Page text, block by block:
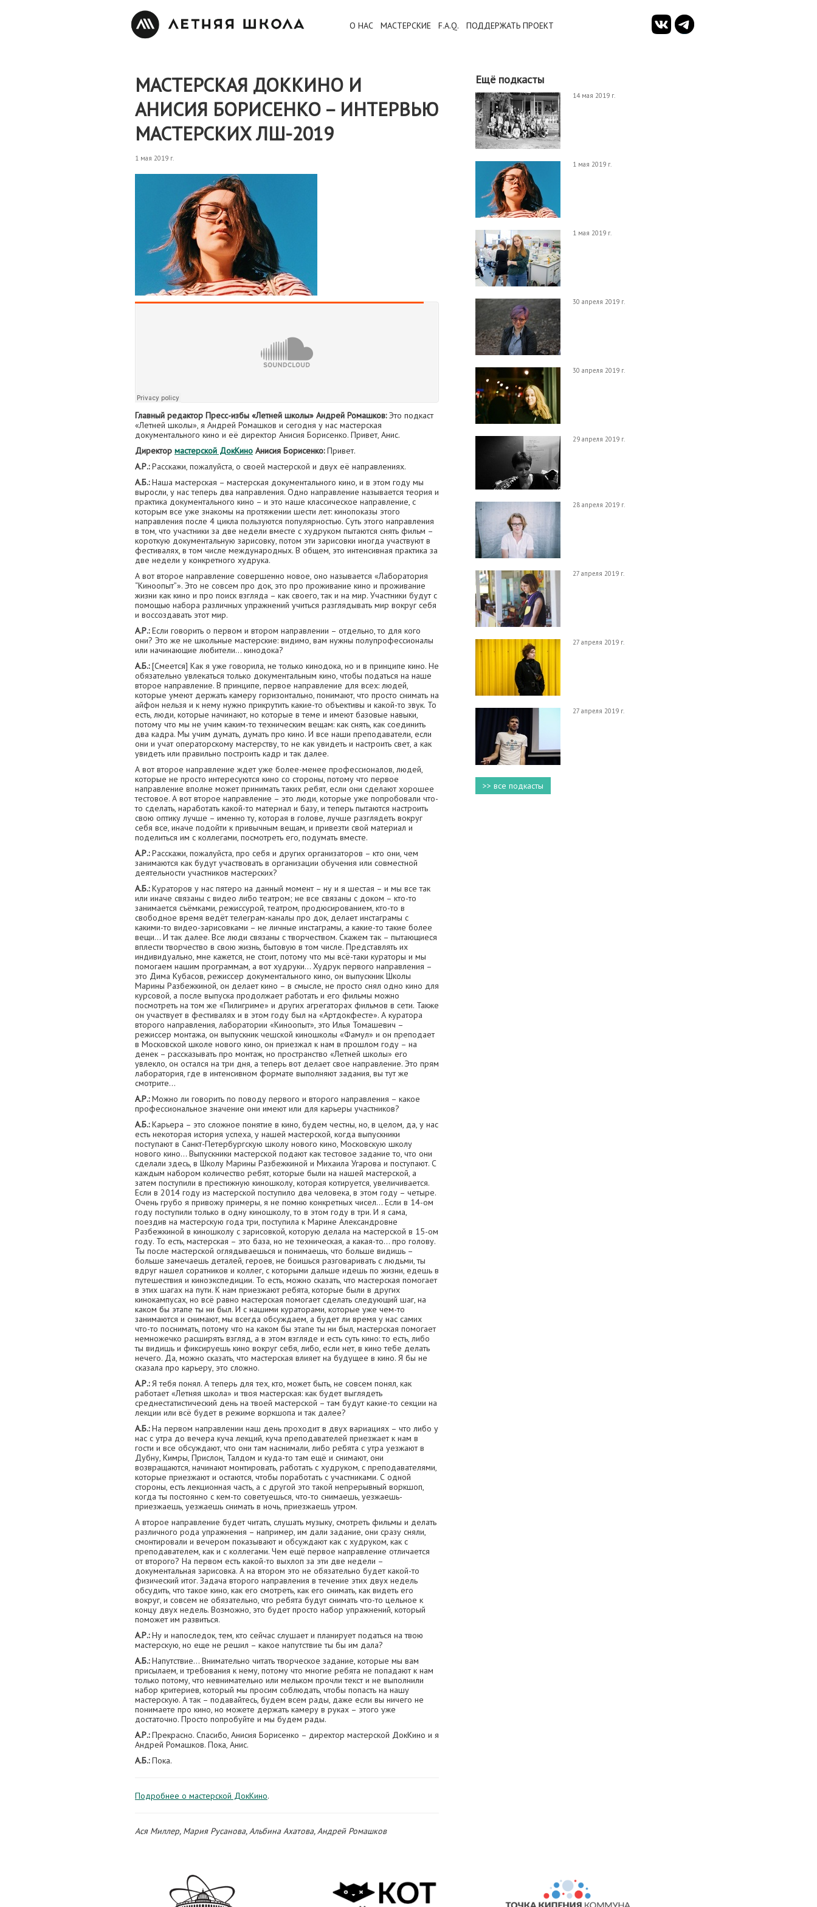
О НАС МАСТЕРСКИЕ F.A.Q. ПОДДЕРЖАТЬ ПРОЕКТ
МАСТЕРСКАЯ ДОККИНО И
АНИСИЯ БОРИСЕНКО – ИНТЕРВЬЮ
МАСТЕРСКИХ ЛШ-2019
1 мая 2019 г.
Главный редактор Пресс-избы «Летней школы» Андрей Ромашков:Это подкаст
«Летней школы», я Андрей Ромашков и сегодня у нас мастерская
документального кино и её директор Анисия Борисенко. Привет, Анис.
Директор мастерской ДокКино Анисия Борисенко:Привет.
А.Р.:Расскажи, пожалуйста, о своей мастерской и двух её направлениях.
А.Б.:Наша мастерская – мастерская документального кино, и в этом году мы
выросли, у нас теперь два направления. Одно направление называется теория и
практика документального кино – и это наше классическое направление, с
которым все уже знакомы на протяжении шести лет: кинопоказы этого
направления после 4 цикла пользуются популярностью. Суть этого направления
в том, что участники за две недели вместе с худруком пытаются снять фильм –
короткую документальную зарисовку, потом эти зарисовки иногда участвуют в
фестивалях, в том числе международных. В общем, это интенсивная практика за
две недели у конкретного худрука.
А вот второе направление совершенно новое, оно называется «Лаборатория
“Киноопыт”». Это не совсем про док, это про проживание кино и проживание
жизни как кино и про поиск взгляда – как своего, так и на мир. Участники будут с
помощью набора различных упражнений учиться разглядывать мир вокруг себя
и воссоздавать этот мир.
А.Р.:Если говорить о первом и втором направлении – отдельно, то для кого
они? Это же не школьные мастерские: видимо, вам нужны полупрофессионалы
или начинающие любители… кинодока?
А.Б.:[Смеется] Как я уже говорила, не только кинодока, но и в принципе кино. Не
обязательно увлекаться только документальным кино, чтобы податься на наше
второе направление. В принципе, первое направление для всех: людей,
которые умеют держать камеру горизонтально, понимают, что просто снимать на
айфон нельзя и к нему нужно прикрутить какие-то объективы и какой-то звук. То
есть, люди, которые начинают, но которые в теме и имеют базовые навыки,
потому что мы не учим каким-то техническим вещам: как снять, как соединить
два кадра. Мы учим думать, думать про кино. И все наши преподаватели, если
они и учат операторскому мастерству, то не как увидеть и настроить свет, а как
увидеть или правильно построить кадр и так далее.
А вот второе направление ждет уже более-менее профессионалов, людей,
которые не просто интересуются кино со стороны, потому что первое
направление вполне может принимать таких ребят, если они сделают хорошее
тестовое. А вот второе направление – это люди, которые уже попробовали что-
то сделать, наработать какой-то материал и базу, и теперь пытаются настроить
свою оптику лучше – именно ту, которая в голове, лучше разглядеть вокруг
себя все, иначе подойти к привычным вещам, и привезти свой материал и
поделиться им с коллегами, посмотреть его, подумать вместе.
А.Р.:Расскажи, пожалуйста, про себя и других организаторов – кто они, чем
занимаются как будут участвовать в организации обучения или совместной
деятельности участников мастерских?
А.Б.:Кураторов у нас пятеро на данный момент – ну и я шестая – и мы все так
или иначе связаны с видео либо театром; не все связаны с доком – кто-то
занимается съёмками, режиссурой, театром, продюсированием, кто-то в
свободное время ведёт телеграм-каналы про док, делает инстаграмы с
какими-то видео-зарисовками – не личные инстаграмы, а какие-то такие более
вещи… И так далее. Все люди связаны с творчеством. Скажем так – пытающиеся
вплести творчество в свою жизнь, бытовую в том числе. Представлять их
индивидуально, мне кажется, не стоит, потому что мы всё-таки кураторы и мы
помогаем нашим программам, а вот худруки… Худрук первого направления –
это Дима Кубасов, режиссер документального кино, он выпускник Школы
Марины Разбежкиной, он делает кино – в смысле, не просто снял одно кино для
курсовой, а после выпуска продолжает работать и его фильмы можно
посмотреть на том же «Пилигриме» и других агрегаторах фильмов в сети. Также
он участвует в фестивалях и в этом году был на «Артдокфесте». А куратора
второго направления, лаборатории «Киноопыт», это Илья Томашевич –
режиссер монтажа, он выпускник чешской киношколы «Фамул» и он преподает
в Московской школе нового кино, он приезжал к нам в прошлом году – на
денек – рассказывать про монтаж, но пространство «Летней школы» его
увлекло, он остался на три дня, а теперь вот делает свое направление. Это прям
лаборатория, где в интенсивном формате выполняют задания, вы тут же
смотрите…
А.Р.:Можно ли говорить по поводу первого и второго направления – какое
профессиональное значение они имеют или для карьеры участников?
А.Б.:Карьера – это сложное понятие в кино, будем честны, но, в целом, да, у нас
есть некоторая история успеха, у нашей мастерской, когда выпускники
поступают в Санкт-Петербургскую школу нового кино, Московскую школу
нового кино… Выпускники мастерской подают как тестовое задание то, что они
сделали здесь, в Школу Марины Разбежкиной и Михаила Угарова и поступают. С
каждым набором количество ребят, которые были на нашей мастерской, а
затем поступили в престижную киношколу, которая котируется, увеличивается.
Если в 2014 году из мастерской поступило два человека, в этом году – четыре.
Очень грубо я привожу примеры, я не помню конкретных чисел… Если в 14-ом
году поступили только в одну киношколу, то в этом году в три. И я сама,
поездив на мастерскую года три, поступила к Марине Александровне
Разбежкиной в киношколу с зарисовкой, которую делала на мастерской в 15-ом
году. То есть, мастерская – это база, но не техническая, а какая-то… про голову.
Ты после мастерской оглядываешься и понимаешь, что больше видишь –
больше замечаешь деталей, героев, не боишься разговаривать с людьми, ты
вдруг нашел соратников и коллег, с которыми дальше идешь по жизни, едешь в
путешествия и киноэкспедиции. То есть, можно сказать, что мастерская помогает
в этих шагах на пути. К нам приезжают ребята, которые были в других
кинокампусах, но всё равно мастерская помогает сделать следующий шаг, на
каком бы этапе ты ни был. И с нашими кураторами, которые уже чем-то
занимаются и снимают, мы всегда обсуждаем, а будет ли время у нас самих
что-то поснимать, потому что на каком бы этапе ты ни был, мастерская помогает
немножечко расширять взгляд, а в этом взгляде и есть суть кино: то есть, либо
ты видишь и фиксируешь кино вокруг себя, либо, если нет, в кино тебе делать
нечего. Да, можно сказать, что мастерская влияет на будущее в кино. Я бы не
сказала про карьеру, это сложно.
А.Р.:Я тебя понял. А теперь для тех, кто, может быть, не совсем понял, как
работает «Летняя школа» и твоя мастерская: как будет выглядеть
среднестатистический день на твоей мастерской – там будут какие-то секции на
лекции или всё будет в режиме воркшопа и так далее?
А.Б.:На первом направлении наш день проходит в двух вариациях – что либо у
нас с утра до вечера куча лекций, куча преподавателей приезжает к нам в
гости и все обсуждают, что они там наснимали, либо ребята с утра уезжают в
Дубну, Кимры, Прислон, Талдом и куда-то там ещё и снимают, они
возвращаются, начинают монтировать, работать с худруком, с преподавателями,
которые приезжают и остаются, чтобы поработать с участниками. С одной
стороны, есть лекционная часть, а с другой это такой непрерывный воркшоп,
когда ты постоянно с кем-то советуешься, что-то снимаешь, уезжаешь-
приезжаешь, уезжаешь снимать в ночь, приезжаешь утром.
А второе направление будет читать, слушать музыку, смотреть фильмы и делать
различного рода упражнения – например, им дали задание, они сразу сняли,
смонтировали и вечером показывают и обсуждают как с худруком, как с
преподавателем, как и с коллегами. Чем ещё первое направление отличается
от второго? На первом есть какой-то выхлоп за эти две недели –
документальная зарисовка. А на втором это не обязательно будет какой-то
физический итог. Задача второго направления в течение этих двух недель
обсудить, что такое кино, как его смотреть, как его снимать, как видеть его
вокруг, и совсем не обязательно, что ребята будут снимать что-то цельное к
концу двух недель. Возможно, это будет просто набор упражнений, который
поможет им развиться.
А.Р.:Ну и напоследок, тем, кто сейчас слушает и планирует податься на твою
мастерскую, но еще не решил – какое напутствие ты бы им дала?
А.Б.:Напутствие… Внимательно читать творческое задание, которые мы вам
присылаем, и требования к нему, потому что многие ребята не попадают к нам
только потому, что невнимательно или мельком прочли текст и не выполнили
набор критериев, который мы просим соблюдать, чтобы попасть на нашу
мастерскую. А так – подавайтесь, будем всем рады, даже если вы ничего не
понимаете про кино, но можете держать камеру в руках – этого уже
достаточно. Просто попробуйте и мы будем рады.
А.Р.:Прекрасно. Спасибо, Анисия Борисенко – директор мастерской ДокКино и я
Андрей Ромашков. Пока, Анис.
А.Б.:Пока.
Подробнее о мастерской ДокКино.
Ася Миллер, Мария Русанова, Альбина Ахатова, Андрей Ромашков
Ещё подкасты
14 мая 2019 г.
1 мая 2019 г.
1 мая 2019 г.
30 апреля 2019 г.
30 апреля 2019 г.
29 апреля 2019 г.
28 апреля 2019 г.
27 апреля 2019 г.
27 апреля 2019 г.
27 апреля 2019 г.
>> все подкасты